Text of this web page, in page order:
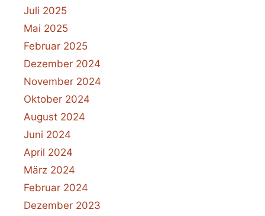
Juli 2025
Mai 2025
Februar 2025
Dezember 2024
November 2024
Oktober 2024
August 2024
Juni 2024
April 2024
März 2024
Februar 2024
Dezember 2023